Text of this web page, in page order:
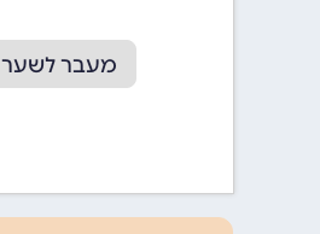
מעבר לשער